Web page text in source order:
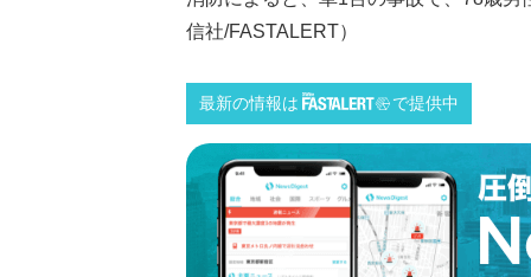
信社/FASTALERT）
最新の情報は で提供中